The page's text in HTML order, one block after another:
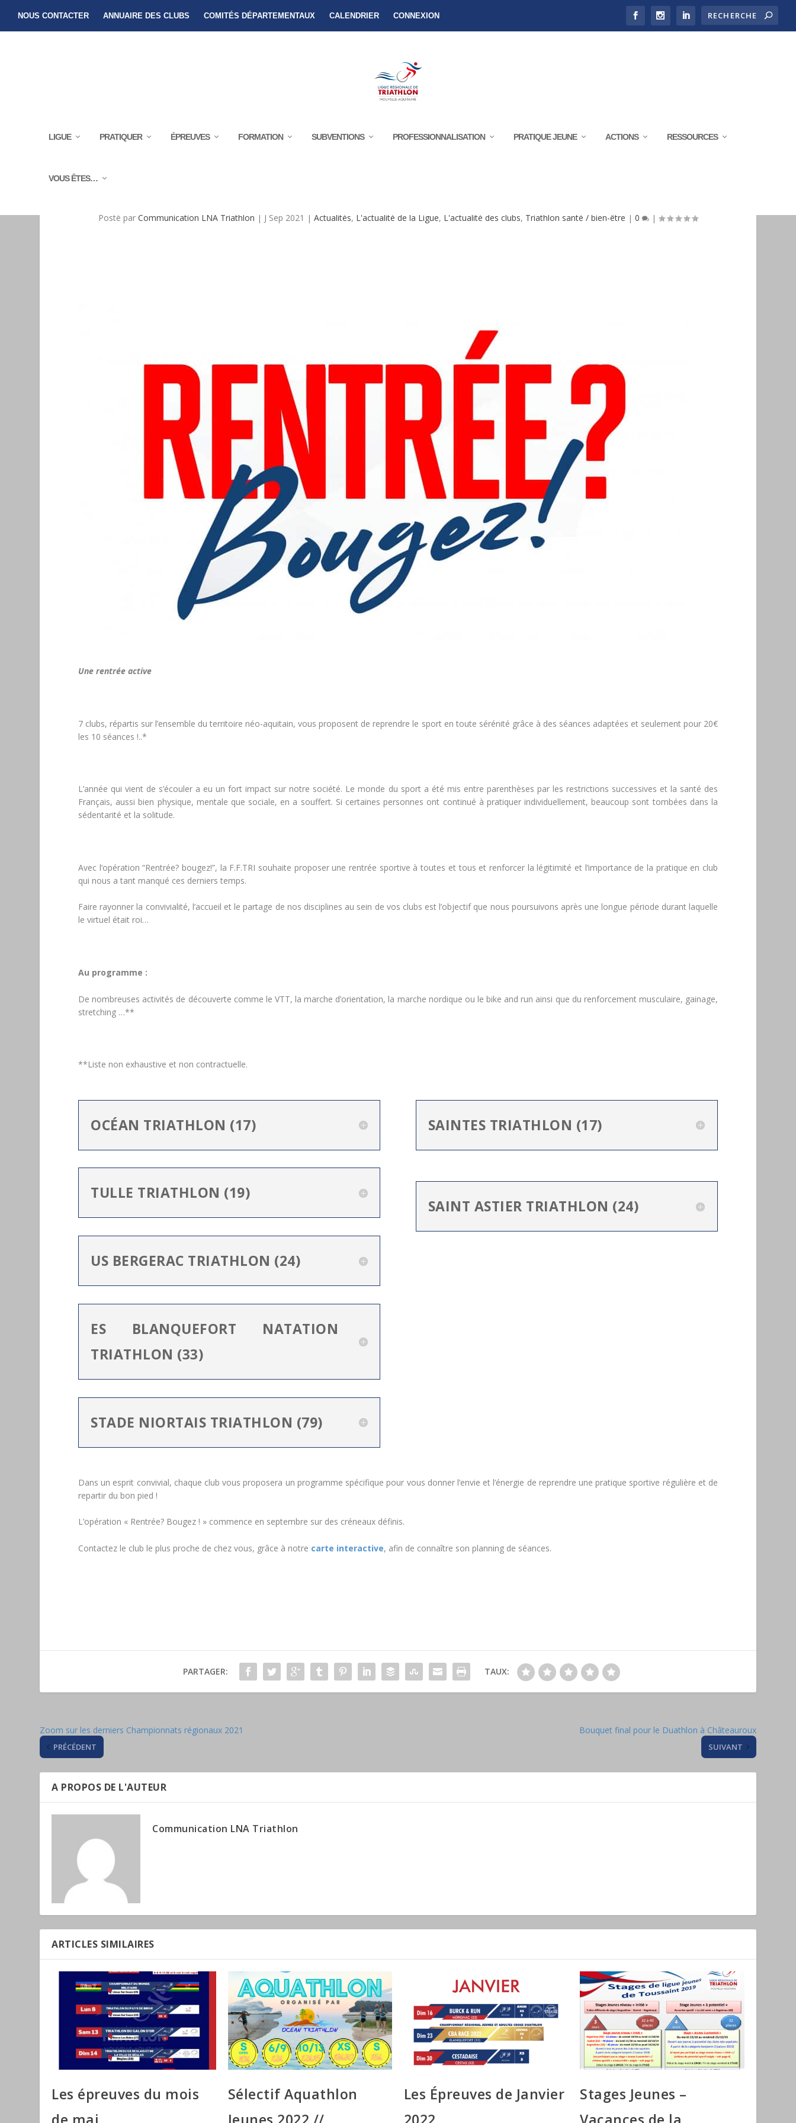
NOUS CONTACTER ANNUAIRE DES CLUBS COMITÉS DÉPARTEMENTAUX CALENDRIER CONNEXION
LIGUE PRATIQUER ÉPREUVES FORMATION SUBVENTIONS PROFESSIONNALISATION PRATIQUE JEUNE ACTIONS RESSOURCES
VOUS ÊTES…
Posté par Communication LNA Triathlon | J Sep 2021 | Actualités, L'actualité de la Ligue, L'actualité des clubs, Triathlon santé / bien-être | 0 |
Une rentrée active
7 clubs, répartis sur l’ensemble du territoire néo-aquitain, vous proposent de reprendre le sport en toute sérénité grâce à des séances adaptées et seulement pour 20€
les 10 séances !..*
L’année qui vient de s’écouler a eu un fort impact sur notre société. Le monde du sport a été mis entre parenthèses par les restrictions successives et la santé des
Français, aussi bien physique, mentale que sociale, en a souffert. Si certaines personnes ont continué à pratiquer individuellement, beaucoup sont tombées dans la
sédentarité et la solitude.
Avec l’opération “Rentrée? bougez!”, la F.F.TRI souhaite proposer une rentrée sportive à toutes et tous et renforcer la légitimité et l’importance de la pratique en club
qui nous a tant manqué ces derniers temps.
Faire rayonner la convivialité, l’accueil et le partage de nos disciplines au sein de vos clubs est l’objectif que nous poursuivons après une longue période durant laquelle
le virtuel était roi…
Au programme :
De nombreuses activités de découverte comme le VTT, la marche d’orientation, la marche nordique ou le bike and run ainsi que du renforcement musculaire, gainage,
stretching …**
**Liste non exhaustive et non contractuelle.
OCÉAN TRIATHLON (17)
TULLE TRIATHLON (19)
US BERGERAC TRIATHLON (24)
ES BLANQUEFORT NATATION
TRIATHLON (33)
STADE NIORTAIS TRIATHLON (79)
SAINTES TRIATHLON (17)
SAINT ASTIER TRIATHLON (24)
Dans un esprit convivial, chaque club vous proposera un programme spécifique pour vous donner l’envie et l’énergie de reprendre une pratique sportive régulière et de
repartir du bon pied !
L’opération « Rentrée? Bougez ! » commence en septembre sur des créneaux définis.
Contactez le club le plus proche de chez vous, grâce à notre carte interactive, afin de connaître son planning de séances.
PARTAGER: TAUX:
Zoom sur les derniers Championnats régionaux 2021
PRÉCÉDENT
Bouquet final pour le Duathlon à Châteauroux
SUIVANT
A PROPOS DE L'AUTEUR
Communication LNA Triathlon
ARTICLES SIMILAIRES
Les épreuves du mois
Sélectif Aquathlon
Les Épreuves de Janvier
Stages Jeunes –